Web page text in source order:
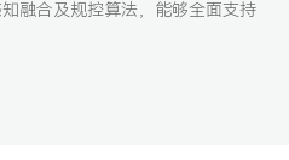
融合及规控算法，能够全面支持